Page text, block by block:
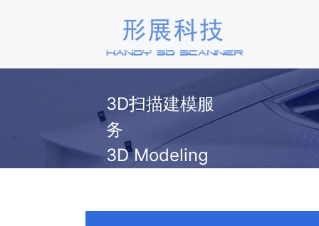
3D扫描建模服
务
3D Modeling